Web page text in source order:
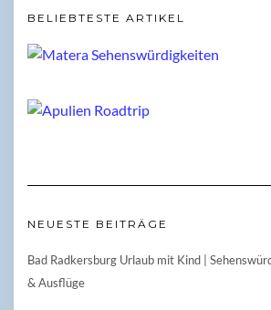
BELIEBTESTE ARTIKEL
NEUESTE BEITRÄGE
Bad Radkersburg Urlaub mit Kind |
& Ausflüge